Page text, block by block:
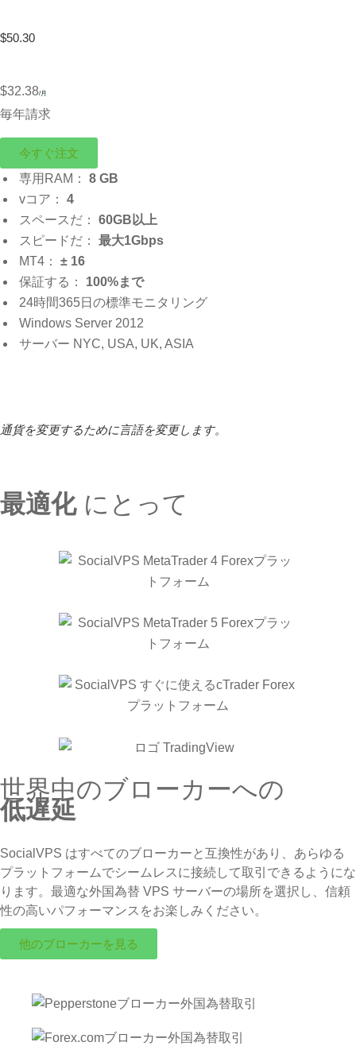
$50.30
$32.38/月
毎年請求
今すぐ注文
専用RAM： 8 GB
vコア： 4
スペースだ： 60GB以上
スピードだ： 最大1Gbps
MT4： ± 16
保証する： 100%まで
24時間365日の標準モニタリング
Windows Server 2012
サーバー NYC, USA, UK, ASIA
通貨を変更するために言語を変更します。
最適化にとって
世界中のブローカーへの
低遅延
SocialVPS はすべてのブローカーと互換性があり、あらゆる
プラットフォームでシームレスに接続して取引できるようにな
ります。最適な外国為替 VPS サーバーの場所を選択し、信頼
性の高いパフォーマンスをお楽しみください。
他のブローカーを見る